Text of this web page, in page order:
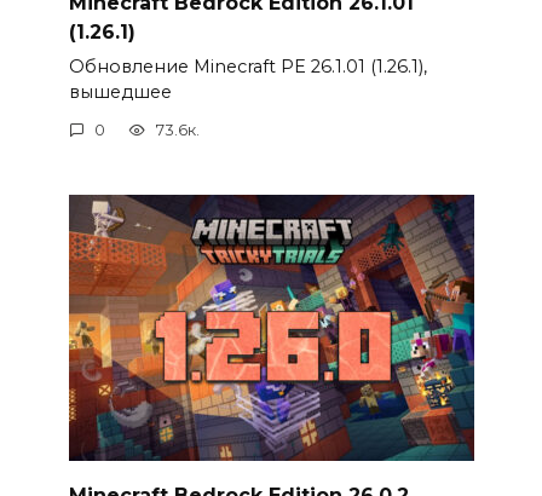
(1.26.1)
Обновление Minecraft PE 26.1.01 (1.26.1),
вышедшее
0 73.6к.